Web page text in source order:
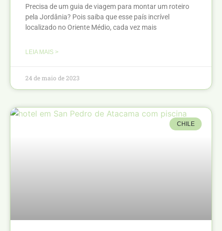
Precisa de um guia de viagem para montar um roteiro
pela Jordânia? Pois saiba que esse país incrível
localizado no Oriente Médio, cada vez mais
LEIA MAIS >
24 de maio de 2023
CHILE